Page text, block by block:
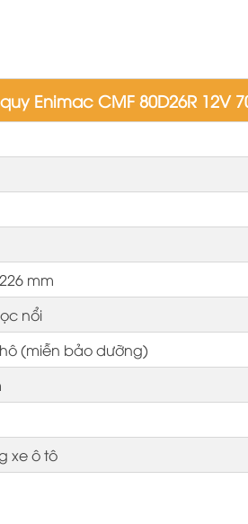
Enimac CMF 80D26R 12V
mm
nổi
(miễn bảo dưỡng)
xe ô tô